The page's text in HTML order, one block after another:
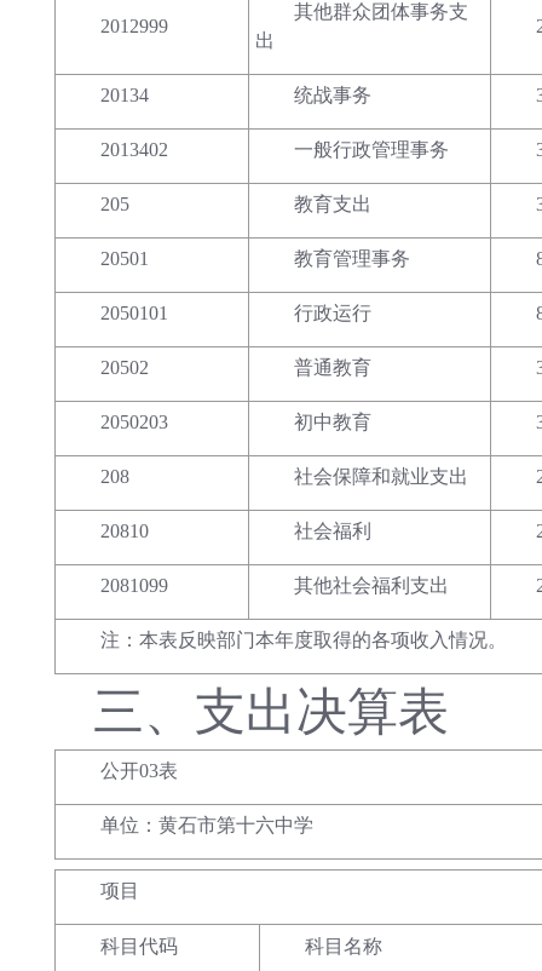
2012999
其他群众团体事务支
出
20134 统战事务
2013402 一般行政管理事务
205 教育支出
20501 教育管理事务
2050101 行政运行
20502 普通教育
2050203 初中教育
208 社会保障和就业支出
20810 社会福利
2081099 其他社会福利支出
注：本表反映部门本年度取得的各项收入情况。
三、 支出决算表
公开03表
单位：黄石市第十六中学
项目
科目代码 科目名称